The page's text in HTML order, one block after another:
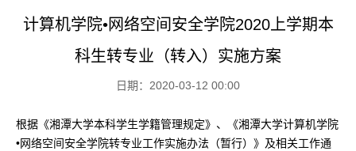
计算机学院•网络空间安全学院2020上学期本
科生转专业（转入）实施方案
日期：2020-03-12 00:00
根据《湘潭大学本科学生学籍管理规定》、《湘潭大学计算机学院
•网络空间安全学院转专业工作实施办法（暂行）》及相关工作通